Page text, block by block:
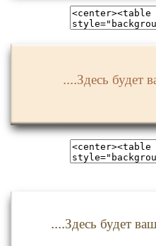
....Здесь будет
....Здесь будет